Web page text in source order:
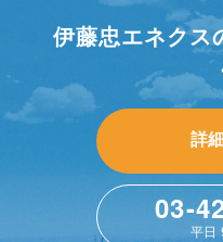
伊藤忠エネクス
詳
詳
03-
平日